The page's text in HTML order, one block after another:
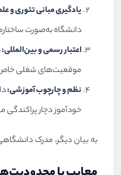
یادگیری مبانی تئوری و
دانشگاه به‌صورت
اعتبار رسمی و بین‌المللی:
موقعیت‌های شغلی خاص یا
نظم و چارچوب آموزشی:
خودآموز دچار پراکندگی
به بیان دیگر، مدرک